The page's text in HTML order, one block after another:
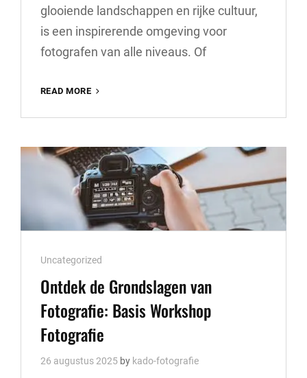
glooiende landschappen en rijke cultuur,
is een inspirerende omgeving voor
fotografen van alle niveaus. Of
READ MORE
FOTOGRAFISCHE
MET
EEN
INSPIRERENDE
FOTOGRAFIE
WORKSHOP
IN
LIMBURG
Cat
Links
Uncategorized
Ontdek de Grondslagen van
Fotografie: Basis Workshop
Fotografie
26 augustus 2025 by kado-fotografie